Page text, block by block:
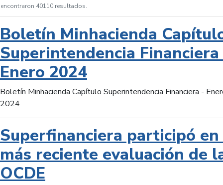
encontraron 40110 resultados.
Boletín Minhacienda
Superintendencia
Enero 2024
Boletín Minhacienda Capítulo Superintendencia Financiera -
2024
Superfinanciera participó
más reciente evaluación de
OCDE